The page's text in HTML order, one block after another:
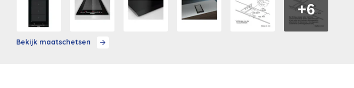
+6
Bekijk maatschetsen